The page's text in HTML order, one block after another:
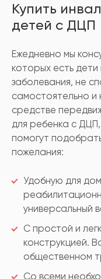
Купить
детей с ДЦП
Ежедневно мы
которых есть дети
заболевания, не
самостоятельно
средстве
для ребенка с
помогут
пожелания:
Удобную для
универсальный
С простой и
конструкцией.
общественном
Со всеми